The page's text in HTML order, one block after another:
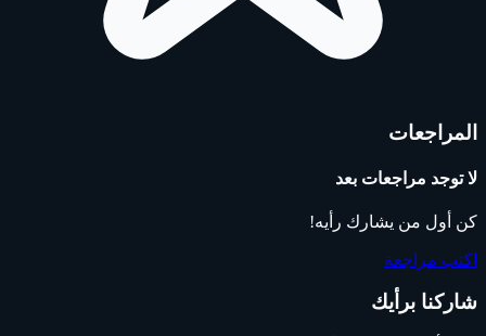
المراجعات
لا توجد مراجعات بعد
كن أول من يشارك رأيه!
اكتب مراجعة
شاركنا برأيك